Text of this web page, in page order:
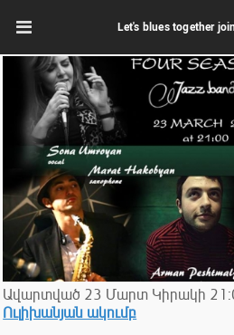
Let's blues together
Ավարտված 23 Մարտ Կիրակի
Ուլիխանյան ակումբ